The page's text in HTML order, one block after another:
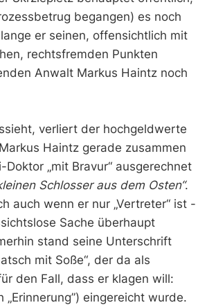
begangen) es noch
er seinen, offensichtlich mit
rechtsfremden Punkten
Anwalt Markus Haintz noch
verliert der hochgeldwerte
Haintz gerade zusammen
Doktor „mit Bravur“ ausgerechnet
Schlosser aus dem Osten“.
auch wenn er nur „Vertreter“ ist -
Sache überhaupt
stand seine Unterschrift
mit Soße“, der da als
den Fall, dass er klagen will:
„Erinnerung”) eingereicht wurde.